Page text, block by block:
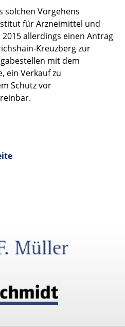
solchen Vorgehens
für Arzneimittel und
allerdings einen Antrag
Kreuzberg zur
mit dem
ein Verkauf zu
Schutz vor